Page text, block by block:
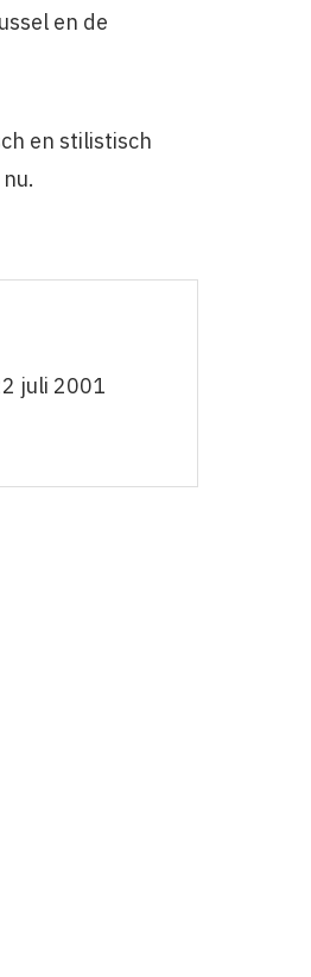
en de
en stilistisch
juli 2001